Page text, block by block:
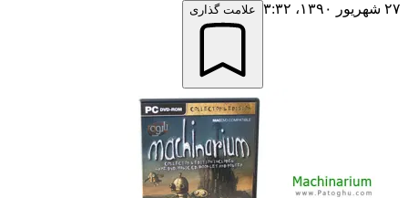
۲۷ شهریور ۱۳۹۰،‏ ۳:۳۲
علامت گذاری